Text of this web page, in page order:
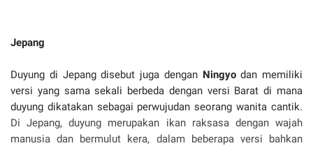
Jepang
Duyung di Jepang disebut juga dengan Ningyodan memiliki
versi yang sama sekali berbeda dengan versi Barat di mana
duyung dikatakan sebagai perwujudan seorang wanita cantik.
Di Jepang, duyung merupakan ikan raksasa dengan wajah
manusia dan bermulut kera, dalam beberapa versi bahkan